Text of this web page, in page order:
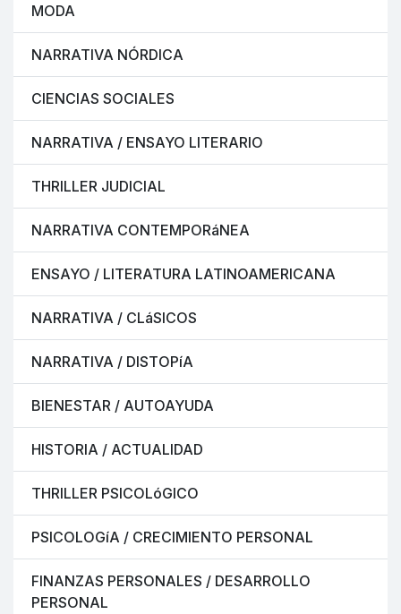
MODA
NARRATIVA NÓRDICA
CIENCIAS SOCIALES
NARRATIVA / ENSAYO LITERARIO
THRILLER JUDICIAL
NARRATIVA CONTEMPORáNEA
ENSAYO / LITERATURA LATINOAMERICANA
NARRATIVA / CLáSICOS
NARRATIVA / DISTOPíA
BIENESTAR / AUTOAYUDA
HISTORIA / ACTUALIDAD
THRILLER PSICOLóGICO
PSICOLOGíA / CRECIMIENTO PERSONAL
FINANZAS PERSONALES / DESARROLLO
PERSONAL